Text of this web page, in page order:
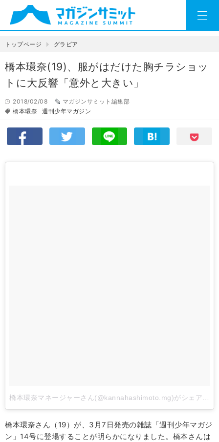
トップページ グラビア
橋本環奈(19)、服がはだけた胸チラショッ
トに大反響「意外と大きい」
2018/02/08
マガジンサミット編集部
橋本環奈
週刊少年マガジン
橋本環奈マネージャーさん(@kannahashimoto.mg)がシェアした投稿
橋本環奈さん（19）が、3月7日発売の雑誌「週刊少年マガジ
ン」14号に登場することが明らかになりました。橋本さんは